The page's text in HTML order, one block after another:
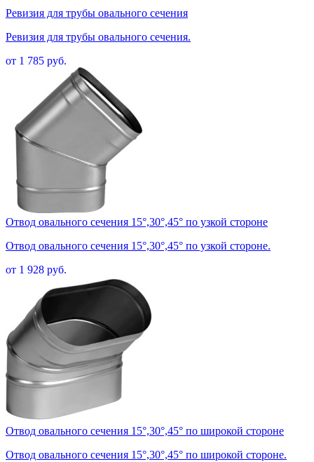
Ревизия для трубы овального сечения
Ревизия для трубы овального сечения.
от 1 785 руб.
Отвод овального сечения 15°,30°,45° по узкой стороне
Отвод овального сечения 15°,30°,45° по узкой стороне.
от 1 928 руб.
Отвод овального сечения 15°,30°,45° по широкой стороне
Отвод овального сечения 15°,30°,45° по широкой стороне.